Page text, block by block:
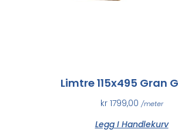
Limtre 115x495 Gran
kr1799,00 /meter
Legg I Handlekurv